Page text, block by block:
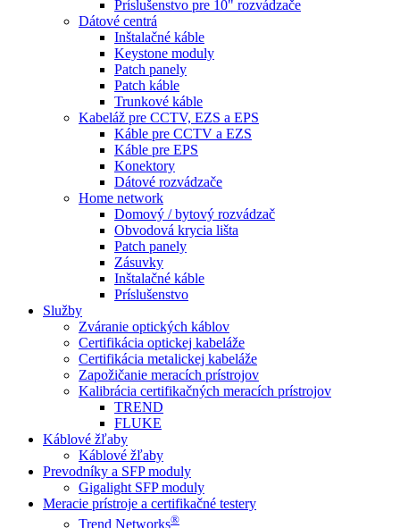
Príslušenstvo pre 10" rozvádzače
Dátové centrá
Inštalačné káble
Keystone moduly
Patch panely
Patch káble
Trunkové káble
Kabeláž pre CCTV, EZS a EPS
Káble pre CCTV a EZS
Káble pre EPS
Konektory
Dátové rozvádzače
Home network
Domový / bytový rozvádzač
Obvodová krycia lišta
Patch panely
Zásuvky
Inštalačné káble
Príslušenstvo
Služby
Zváranie optických káblov
Certifikácia optickej kabeláže
Certifikácia metalickej kabeláže
Zapožičanie meracích prístrojov
Kalibrácia certifikačných meracích prístrojov
TREND
FLUKE
Káblové žľaby
Káblové žľaby
Prevodníky a SFP moduly
Gigalight SFP moduly
Meracie prístroje a certifikačné testery
Trend Networks®